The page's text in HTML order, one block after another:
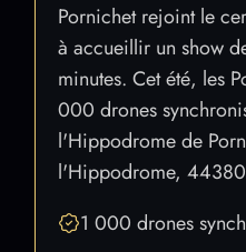
Pornichet rejoint le
à accueillir un show
minutes. Cet été, les
000 drones
l'Hippodrome de
l'Hippodrome,
1 000 drones